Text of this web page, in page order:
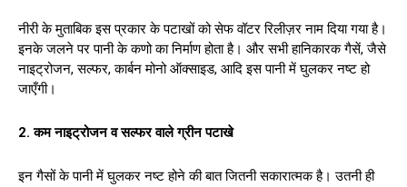
नीरी के मुताबिक इस प्रकार के पटाखों को सेफ वॉटर रिलीज़र नाम दिया गया है।
इनके जलने पर पानी के कणो का निर्माण होता है। और सभी हानिकारक गैसें, जैसे
नाइट्रोजन, सल्फर, कार्बन मोनो ऑक्साइड, आदि इस पानी में घुलकर नष्ट हो
जाएँगी।
2. कम नाइट्रोजन व सल्फर वाले ग्रीन पटाखे
इन गैसों के पानी में घुलकर नष्ट होने की बात जितनी सकारात्मक है। उतनी ही